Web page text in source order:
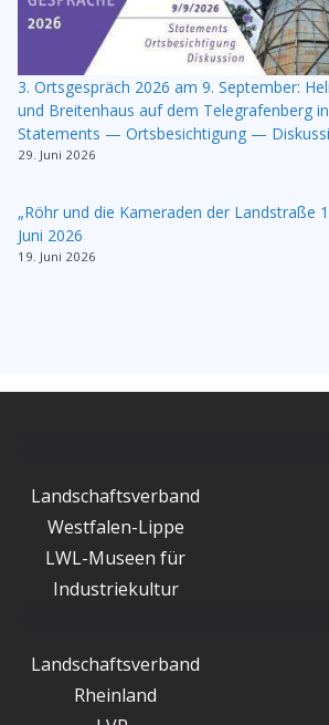
3. Ortsgespräch 2026 am 9. September:
und Breitenhaus auf dem Telegrafenberg
Statements — Ortsbesichtigung —
29. Juni 2026
„Röhr und die Kameraden der Landstraße
Juni 2026
19. Juni 2026
Landschaftsverband
Westfalen-Lippe
LWL-Museen für
Industriekultur
Landschaftsverband
Rheinland